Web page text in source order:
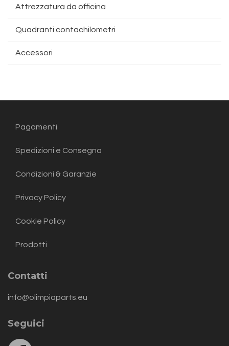
Attrezzatura da officina
Quadranti contachilometri
Accessori
Pagamenti
Spedizioni e Consegna
Condizioni & Garanzie
Privacy Policy
Cookie Policy
Prodotti
Contatti
info@olimpiaparts.eu
Seguici